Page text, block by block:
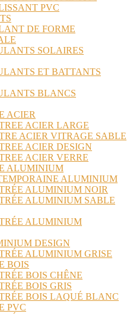
PVC
DE FORME
SOLAIRES
ET BATTANTS
BLANCS
ACIER
ACIER LARGE
ACIER VITRAGE SABLE
ACIER DESIGN
ACIER VERRE
ALUMINIUM
ALUMINIUM
ALUMINIUM NOIR
ALUMINIUM SABLE
ALUMINIUM
DESIGN
ALUMINIUM GRISE
BOIS
BOIS CHÊNE
BOIS GRIS
BOIS LAQUÉ BLANC
PVC